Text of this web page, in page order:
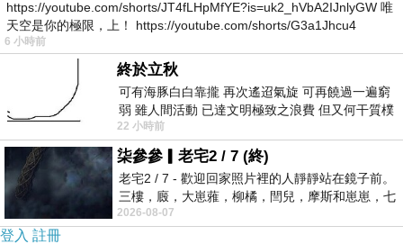
定食＂．
看起來超好吃！
那就先試試看＂龍田揚炸雞塊定食＂吧？
說明上寫說是＂日本傳統做法＂，日式的雞肉唐
揚我們都很喜歡的．
https://youtube.com/shorts/JT4fLHpMfYE?is=uk2_hVbA2IJnlyGW 唯
天空是你的極限，上！ https://youtube.com/shorts/G3a1Jhcu4
6 小時前
終於立秋
可有海豚白白靠攏 再次遙迢氣旋 可再饒過一遍窮
弱 雖人間活動 已達文明極致之浪費 但又何干質樸
者 只能白白陪葬
22 小時前
柒參參▎老宅2 / 7 (終)
老宅2 / 7 - 歡迎回家照片裡的人靜靜站在鏡子前。
三樓，廄，大崽蕥，柳橘，閆兒，摩斯和崽崽，七
個人整整齊齊地站在鏡框之外，如同
2026-08-07
登入 註冊